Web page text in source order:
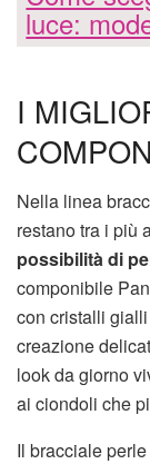
luce:
I
Nella linea
restano tra i più
possibilità di
componibile
con cristalli
creazione
look da giorno
ai ciondoli che
Il bracciale